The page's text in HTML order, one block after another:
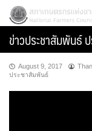
Skip
content
สภาเกษตรกรแห่งช
ข่าวประชาสัมพันธ์
August 9, 2017
ประชาสัมพันธ์